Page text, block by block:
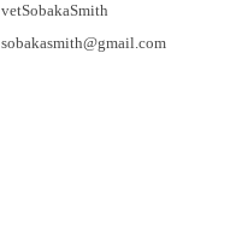
vetSobakaSmith
sobakasmith@gmail.com